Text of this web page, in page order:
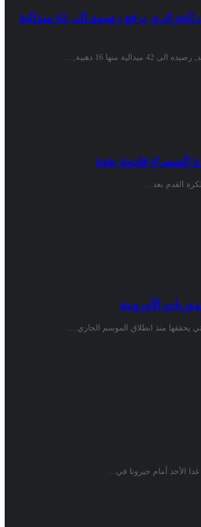
رفع الأثقال/البطولة الإفريقية لذوي الاحتياجات الخاصة: المنتخب الجزائري يرفع رصيده الى 42 ميدالية
16 ذهبية,…
القدم بعد…
يحققها منذ انطلاق الموسم الجاري.…
الأحد أمام جيرونا في…